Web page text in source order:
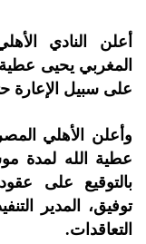
أعلن النادي
المغربي يحيى
على سبيل الإعارة حتى
وأعلن الأهلي
عطية الله لمدة
بالتوقيع على
توفيق، المدير
التعاقدات.